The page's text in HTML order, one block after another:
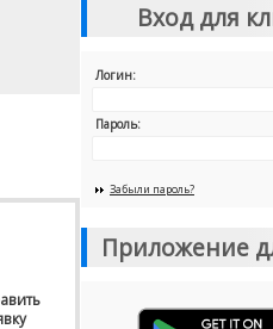
Вход для
Логин:
Пароль:
Забыли пароль?
Приложение